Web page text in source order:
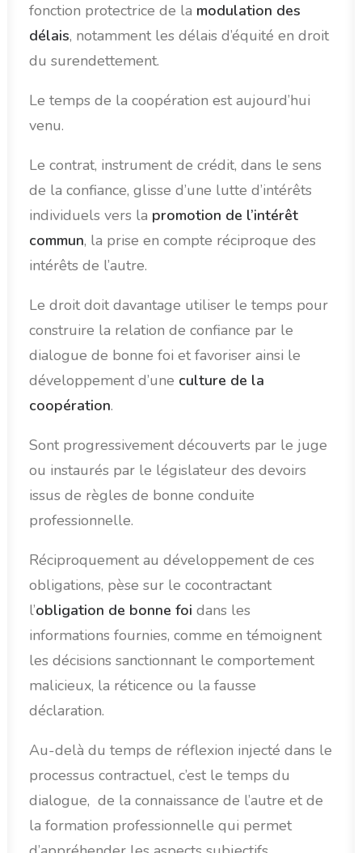
fonction protectrice de la modulation des
délais, notamment les délais d’équité en droit
du surendettement.
Le temps de la coopération est aujourd’hui
venu.
Le contrat, instrument de crédit, dans le sens
de la confiance, glisse d’une lutte d’intérêts
individuels vers la promotion de l’intérêt
commun, la prise en compte réciproque des
intérêts de l’autre.
Le droit doit davantage utiliser le temps pour
construire la relation de confiance par le
dialogue de bonne foi et favoriser ainsi le
développement d’une culture de la
coopération.
Sont progressivement découverts par le juge
ou instaurés par le législateur des devoirs
issus de règles de bonne conduite
professionnelle.
Réciproquement au développement de ces
obligations, pèse sur le cocontractant
l’obligation de bonne foi dans les
informations fournies, comme en témoignent
les décisions sanctionnant le comportement
malicieux, la réticence ou la fausse
déclaration.
Au-delà du temps de réflexion injecté dans le
processus contractuel, c’est le temps du
dialogue, de la connaissance de l’autre et de
la formation professionnelle qui permet